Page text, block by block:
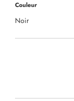
Couleur
Noir